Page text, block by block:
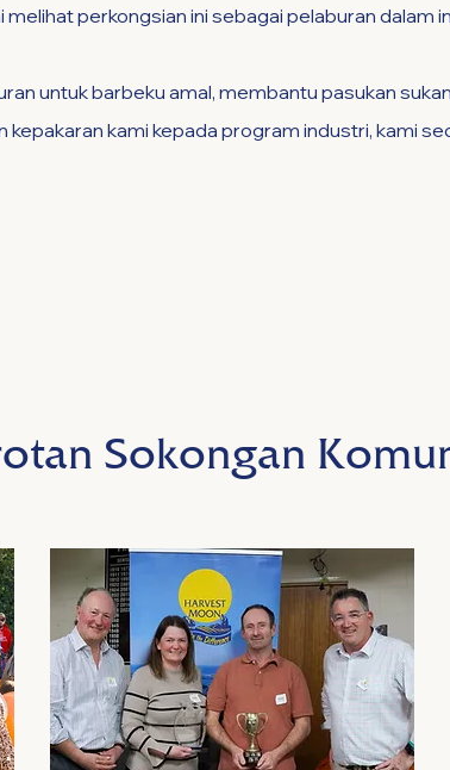
perkongsian ini sebagai pelaburan dalam
untuk barbeku amal, membantu pasukan
kami kepada program industri, kami
Sokongan